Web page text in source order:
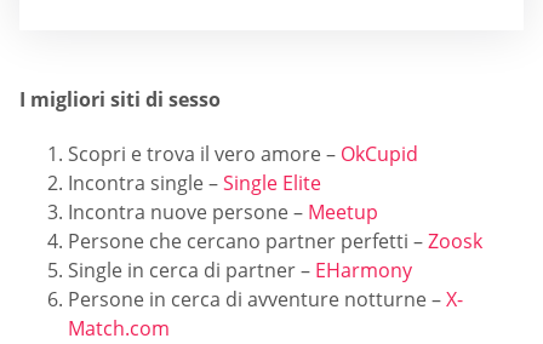
I migliori siti di sesso
Scopri e trova il vero amore – OkCupid
Incontra single –Single Elite
Incontra nuove persone – Meetup
Persone che cercano partner perfetti –Zoosk
Single in cerca di partner – EHarmony
Persone in cerca di avventure notturne –X-
Match.com